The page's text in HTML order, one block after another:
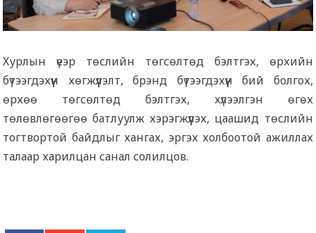
Хурлын үеэр төслийн төгсөлтөд бэлтгэх, өрхийн
бүтээгдэхүүн хөгжүүлэлт, брэнд бүтээгдэхүүн бий болгох,
өрхөө төгсөлтөд бэлтгэх, хүлээлгэн өгөх
төлөвлөгөөгөө батлуулж хэрэгжүүлэх, цаашид төслийн
тогтвортой байдлыг хангах, эргэх холбоотой ажиллах
талаар харилцан санал солилцов.